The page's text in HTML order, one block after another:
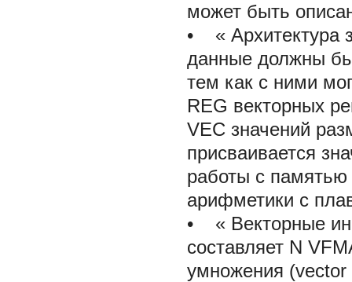
может быть
• « Архитектура
данные должны
тем как с ними
REG векторных
VEC значений
присваивается
работы с
арифметики с
• « Векторные
составляет N
умножения (vector